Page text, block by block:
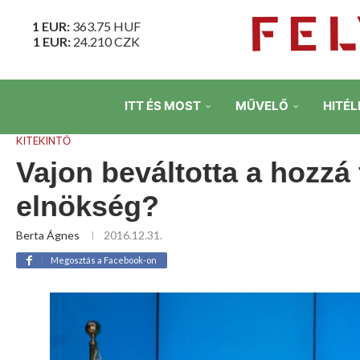
1 EUR: 363.75 HUF
1 EUR: 24.210CZK
ITT ÉS MOST MŰVELŐ
KITEKINTŐ
Vajon beváltotta a
elnökség?
Berta Ágnes 2016.12.31.
Megosztás a Facebook-on